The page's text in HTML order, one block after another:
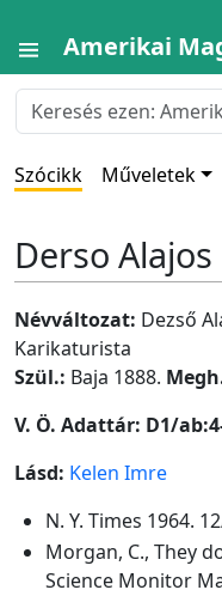
Amerikai
Szócikk Műveletek
Derso Alajos
Névváltozat: Dezső
Karikaturista
Szül.: Baja 1888.
V. Ö. Adattár: D1/
Lásd: Kelen Imre
N. Y. Times 1964.
Morgan, C., They
Science Monitor